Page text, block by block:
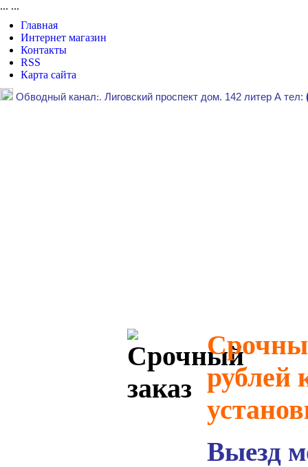
... ...
Главная
Интернет магазин
Контакты
RSS
Карта сайта
Обводный канал:. Лиговский проспект дом. 142 литер А тел:
рублей
Выезд